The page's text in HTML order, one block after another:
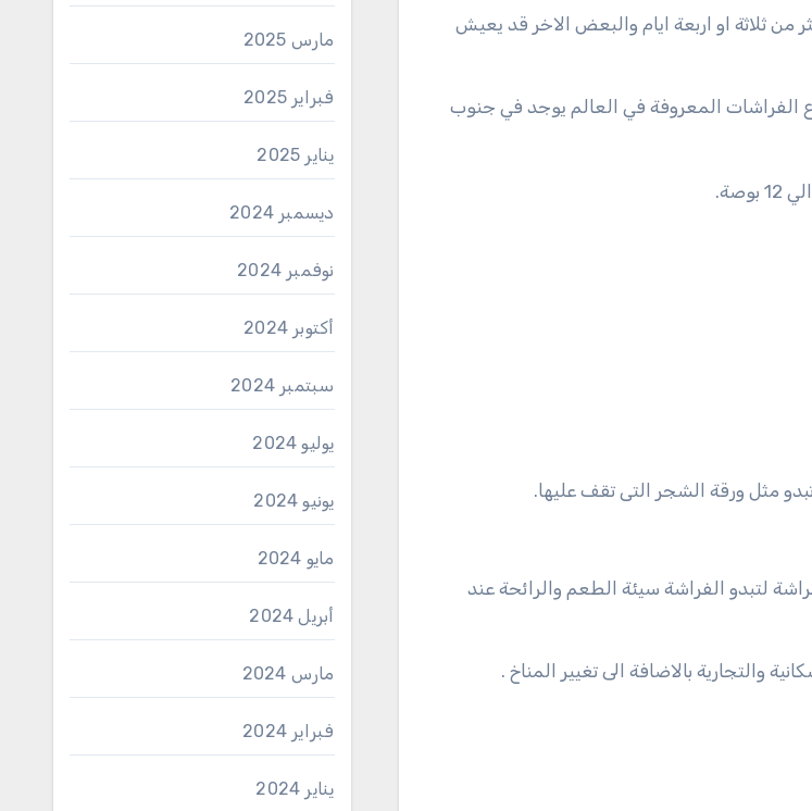
لا يعيش اكثر من ثلاثة او اربعة ايام والبعض الاخر قد يعيش
الفراشات المعروفة في العالم يوجد في جنوب
مثل ورقة الشجر التى تقف عليها.
لتبدو الفراشة سيئة الطعم والرائحة عند
والتجارية بالاضافة الى تغيير المناخ .
مارس 2025
فبراير 2025
يناير 2025
ديسمبر 2024
نوفمبر 2024
أكتوبر 2024
سبتمبر 2024
يوليو 2024
يونيو 2024
مايو 2024
أبريل 2024
مارس 2024
فبراير 2024
يناير 2024